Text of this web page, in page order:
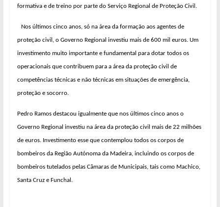
formativa e de treino por parte do Serviço Regional de Proteção Civil.
Nos últimos cinco anos, só na área da formação aos agentes de
proteção civil, o Governo Regional investiu mais de 600 mil euros. Um
investimento muito importante e fundamental para dotar todos os
operacionais que contribuem para a área da proteção civil de
competências técnicas e não técnicas em situações de emergência,
proteção e socorro.
Pedro Ramos destacou igualmente que nos últimos cinco anos o
Governo Regional investiu na área da proteção civil mais de 22 milhões
de euros. Investimento esse que contemplou todos os corpos de
bombeiros da Região Autónoma da Madeira, incluindo os corpos de
bombeiros tutelados pelas Câmaras de Municipais, tais como Machico,
Santa Cruz e Funchal.